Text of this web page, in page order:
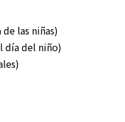
las niñas)
día del niño)